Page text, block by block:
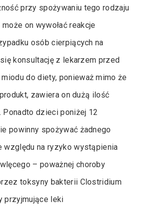
przy spożywaniu tego rodzaju
on wywołać reakcje
osób cierpiących na
konsultację z lekarzem przed
do diety, ponieważ mimo że
zawiera on dużą ilość
Ponadto dzieci poniżej 12
powinny spożywać żadnego
względu na ryzyko wystąpienia
– poważnej choroby
toksyny bakterii Clostridium
przyjmujące leki